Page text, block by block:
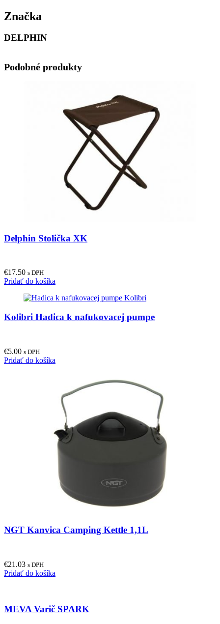
Značka
DELPHIN
Podobné produkty
Delphin Stolička XK
€17.50 s DPH
Pridať do košíka
Kolibri Hadica k nafukovacej pumpe
€5.00 s DPH
Pridať do košíka
NGT Kanvica Camping Kettle 1,1L
€21.03 s DPH
Pridať do košíka
MEVA Varič SPARK